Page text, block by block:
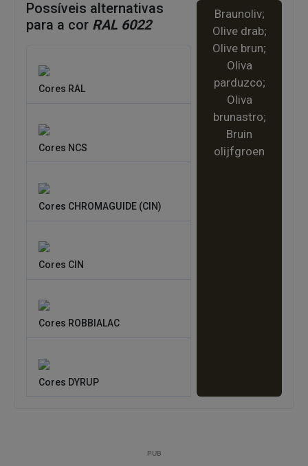
Possíveis alternativas
para a cor RAL 6022
Cores RAL
Cores NCS
Cores CHROMAGUIDE (CIN)
Cores CIN
Cores ROBBIALAC
Cores DYRUP
Braunoliv;
Olive drab;
Olive brun;
Oliva
parduzco;
Oliva
brunastro;
Bruin
olijfgroen